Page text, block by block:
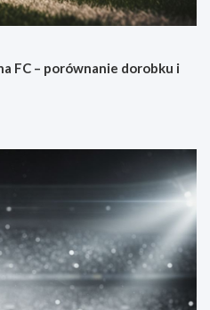
FC – porównanie dorobku i